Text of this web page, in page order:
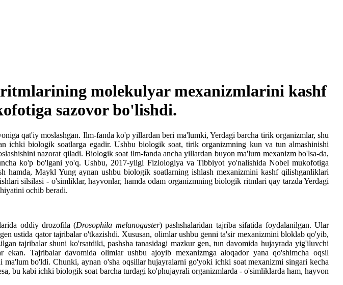
molekulyar mexanizmlarini kashf
sazovor bo'lishdi.
qat'iy moslashgan. Ilm-fanda ko'p yillardan beri ma'lumki, Yerdagi barcha tirik organizmlar, shu
ichki biologik soatlarga egadir. Ushbu biologik soat, tirik organizmning kun va tun almashinishi
nazorat qiladi. Biologik soat ilm-fanda ancha yillardan buyon ma'lum mexanizm bo'lsa-da,
ko'p bo'lgani yo'q. Ushbu, 2017-yilgi Fiziologiya va Tibbiyot yo'nalishida Nobel mukofotiga
Maykl Yung aynan ushbu biologik soatlarning ishlash mexanizmini kashf qilishganliklari
silsilasi - o'simliklar, hayvonlar, hamda odam organizmning biologik ritmlari qay tarzda Yerdagi
ochib beradi.
oddiy drozofila (Drosophila melanogaster) pashshalaridan tajriba sifatida foydalanilgan. Ular
ustida qator tajribalar o'tkazishdi. Xususan, olimlar ushbu genni ta'sir mexanizmini bloklab qo'yib,
tajribalar shuni ko'rsatdiki, pashsha tanasidagi mazkur gen, tun davomida hujayrada yig'iluvchi
Tajribalar davomida olimlar ushbu ajoyib mexanizmga aloqador yana qo'shimcha oqsil
bo'ldi. Chunki, aynan o'sha oqsillar hujayralarni go'yoki ichki soat mexanizmi singari kecha
bu kabi ichki biologik soat barcha turdagi ko'phujayrali organizmlarda - o'simliklarda ham, hayvon